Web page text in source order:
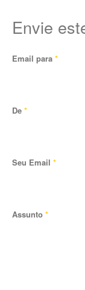
Envie
Email para *
De *
Seu Email *
Assunto *